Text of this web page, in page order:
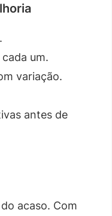
um.
variação.
antes de
acaso. Com